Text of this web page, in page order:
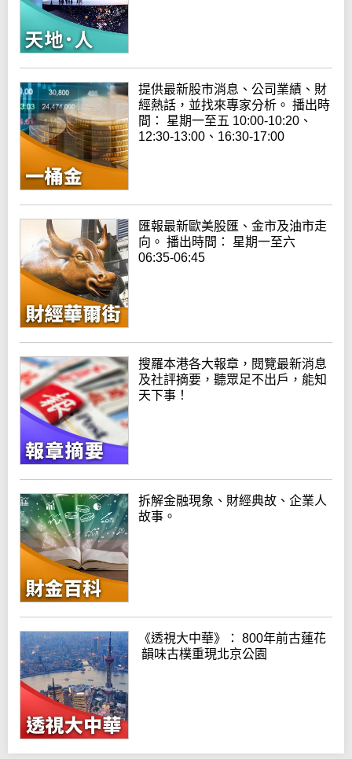
提供最新股市消息、公司業績、財
經熱話，並找來專家分析。 播出時
間： 星期一至五 10:00-10:20、
12:30-13:00、16:30-17:00
匯報最新歐美股匯、金市及油市走
向。 播出時間： 星期一至六
06:35-06:45
搜羅本港各大報章，閱覽最新消息
及社評摘要，聽眾足不出戶，能知
天下事！
拆解金融現象、財經典故、企業人
故事。
《透視大中華》： 800年前古蓮花
韻味古樸重現北京公園